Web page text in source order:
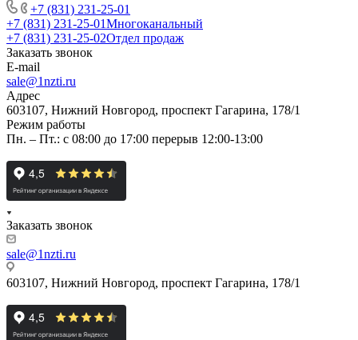
+7 (831) 231-25-01
+7 (831) 231-25-01Многоканальный
+7 (831) 231-25-02Отдел продаж
Заказать звонок
E-mail
sale@1nzti.ru
Адрес
603107, Нижний Новгород, проспект Гагарина, 178/1
Режим работы
Пн. – Пт.: с 08:00 до 17:00 перерыв 12:00-13:00
Заказать звонок
sale@1nzti.ru
603107, Нижний Новгород, проспект Гагарина, 178/1